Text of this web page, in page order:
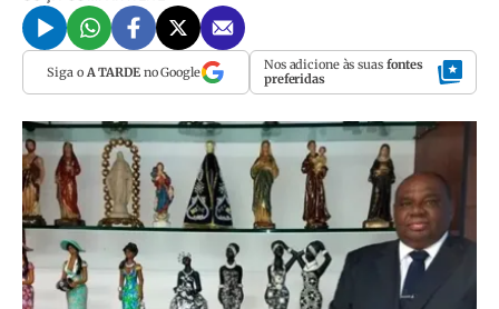
Siga o A TARDEno Google Nos adicione às suas fontes
preferidas